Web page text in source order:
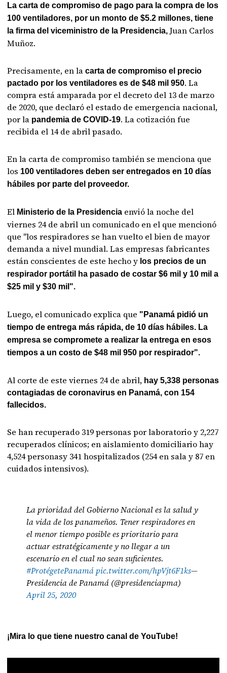
La carta de compromiso de pago para la compra de los
100 ventiladores, por un monto de $5.2 millones, tiene
la firma del viceministro de la Presidencia,Juan Carlos
Muñoz.
Precisamente, en la carta de compromiso el precio
pactado por los ventiladores es de $48 mil 950. La
compra está amparada por el decreto del 13 de marzo
de 2020, que declaró el estado de emergencia nacional,
por la pandemia de COVID-19. La cotización fue
recibida el 14 de abril pasado.
En la carta de compromiso también se menciona que
los 100 ventiladores deben ser entregados en 10 días
hábiles por parte del proveedor.
El Ministerio de la Presidencia envió la noche del
viernes 24 de abril un comunicado en el que mencionó
que "los respiradores se han vuelto el bien de mayor
demanda a nivel mundial. Las empresas fabricantes
están conscientes de este hecho y los precios de un
respirador portátil ha pasado de costar $6 mil y 10 mil a
$25 mil y $30 mil".
Luego, el comunicado explica que "Panamá pidió un
tiempo de entrega más rápida, de 10 días hábiles. La
empresa se compromete a realizar la entrega en esos
tiempos a un costo de $48 mil 950 por respirador".
Al corte de este viernes 24 de abril, hay 5,338 personas
contagiadas de coronavirus en Panamá, con 154
fallecidos.
Se han recuperado 319 personas por laboratorio y 2,227
recuperados clínicos; en aislamiento domiciliario hay
4,524 personasy 341 hospitalizados (254 en sala y 87 en
cuidados intensivos).
La prioridad del Gobierno Nacional es la salud y
la vida de los panameños. Tener respiradores en
el menor tiempo posible es prioritario para
actuar estratégicamente y no llegar a un
escenario en el cual no sean suficientes.
#ProtégetePanamá pic.twitter.com/hpVjt6F1ks—
Presidencia de Panamá (@presidenciapma)
April 25, 2020
¡Mira lo que tiene nuestro canal de YouTube!